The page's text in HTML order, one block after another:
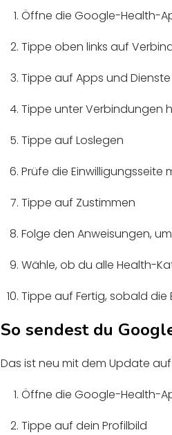
Öffne die Google-Health-
Tippe oben links auf
Tippe auf Apps und Dienste
Tippe unter Verbindungen
Tippe auf Loslegen
Prüfe die Einwilligungsseite
Tippe auf Zustimmen
Folge den Anweisungen,
Wähle, ob du alle Health-
Tippe auf Fertig, sobald
So sendest du
Das ist neu mit dem Update
Öffne die Google-Health-
Tippe auf dein Profilbild